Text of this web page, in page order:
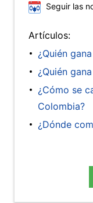
Seguir las
Artículos:
¿Quién
¿Quién
¿Cómo se
Colombia?
¿Dónde